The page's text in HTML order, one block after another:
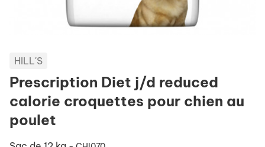
HILL'S
Prescription Diet j/d reduced
calorie croquettes pour chien au
poulet